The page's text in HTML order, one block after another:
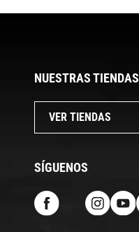
NUESTRAS TIENDAS
VER TIENDAS
SÍGUENOS